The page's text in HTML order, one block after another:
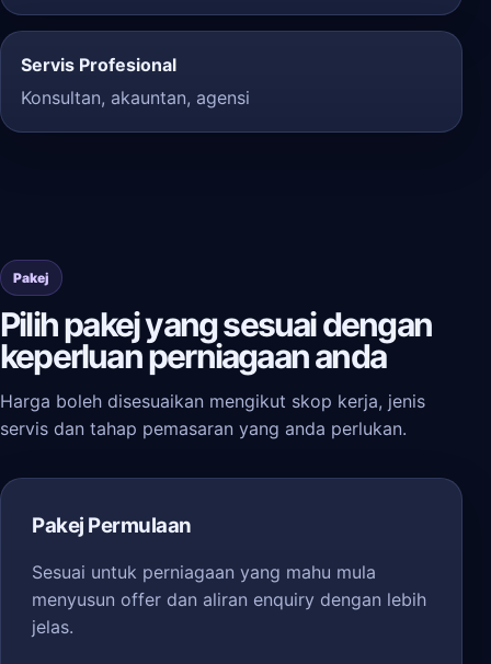
Servis Profesional
Konsultan, akauntan, agensi
Pakej
Pilih pakej yang sesuai dengan
keperluan perniagaan anda
Harga boleh disesuaikan mengikut skop kerja, jenis
servis dan tahap pemasaran yang anda perlukan.
Pakej Permulaan
Sesuai untuk perniagaan yang mahu mula
menyusun offer dan aliran enquiry dengan lebih
jelas.